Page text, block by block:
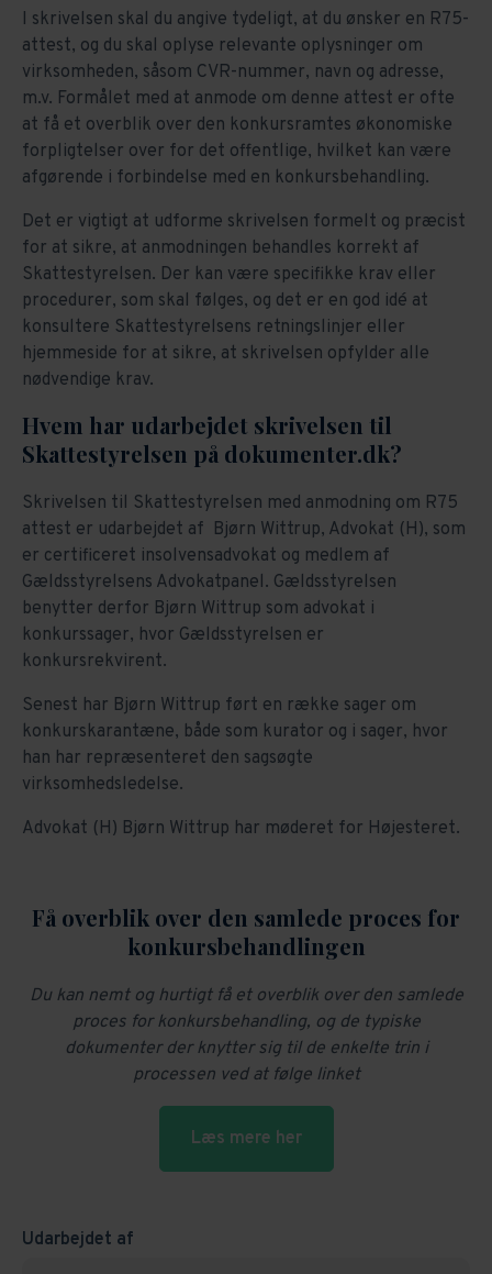
I skrivelsen skal du angive tydeligt, at du ønsker en R75-
attest, og du skal oplyse relevante oplysninger om
virksomheden, såsom CVR-nummer, navn og adresse,
m.v. Formålet med at anmode om denne attest er ofte
at få et overblik over den konkursramtes økonomiske
forpligtelser over for det offentlige, hvilket kan være
afgørende i forbindelse med en konkursbehandling.
Det er vigtigt at udforme skrivelsen formelt og præcist
for at sikre, at anmodningen behandles korrekt af
Skattestyrelsen. Der kan være specifikke krav eller
procedurer, som skal følges, og det er en god idé at
konsultere Skattestyrelsens retningslinjer eller
hjemmeside for at sikre, at skrivelsen opfylder alle
nødvendige krav.
Hvem har udarbejdet skrivelsen til
Skattestyrelsen på dokumenter.dk?
Skrivelsen til Skattestyrelsen med anmodning om R75
attest er udarbejdet af Bjørn Wittrup, Advokat (H), som
er certificeret insolvensadvokat og medlem af
Gældsstyrelsens Advokatpanel. Gældsstyrelsen
benytter derfor Bjørn Wittrup som advokat i
konkurssager, hvor Gældsstyrelsen er
konkursrekvirent.
Senest har Bjørn Wittrup ført en række sager om
konkurskarantæne, både som kurator og i sager, hvor
han har repræsenteret den sagsøgte
virksomhedsledelse.
Advokat (H) Bjørn Wittrup har møderet for Højesteret.
Få overblik over den samlede proces for
konkursbehandlingen
Du kan nemt og hurtigt få et overblik over den samlede
proces for konkursbehandling, og de typiske
dokumenter der knytter sig til de enkelte trin i
processen ved at følge linket
Læs mere her
Udarbejdet af